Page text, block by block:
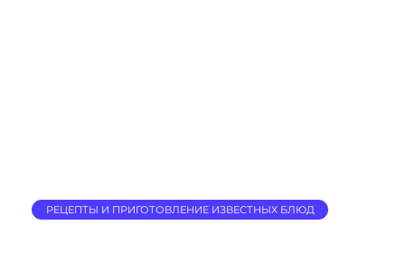
РЕЦЕПТЫ И ПРИГОТОВЛЕНИЕ ИЗВЕСТНЫХ БЛЮД